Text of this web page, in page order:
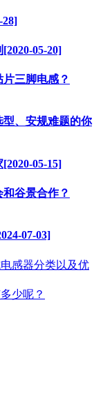
28]
05-20]
三脚电感？
、安规难题的你
05-15]
谷景合作？
07-03]
感器分类以及优
少呢？